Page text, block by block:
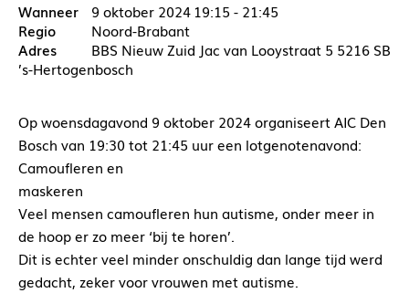
9 oktober 2024 19:15 - 21:45
Noord-Brabant
BBS Nieuw Zuid Jac van Looystraat 5 5216 SB
’s-Hertogenbosch
Op woensdagavond 9 oktober 2024 organiseert AIC Den
Bosch van 19:30 tot 21:45 uur een lotgenotenavond:
Camoufleren en
maskeren
Veel mensen camoufleren hun autisme, onder meer in
de hoop er zo meer ‘bij te horen’.
Dit is echter veel minder onschuldig dan lange tijd werd
gedacht, zeker voor vrouwen met autisme.